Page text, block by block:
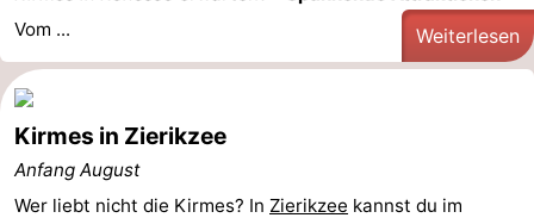
Vom ...
Weiterlesen
Kirmes in Zierikzee
Anfang August
Wer liebt nicht die Kirmes? In Zierikzee kannst du im